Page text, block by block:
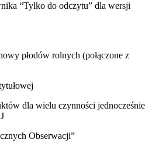
“Tylko do odczytu” dla wersji
płodów rolnych (połączone z
dla wielu czynności jednocześnie
Obserwacji”